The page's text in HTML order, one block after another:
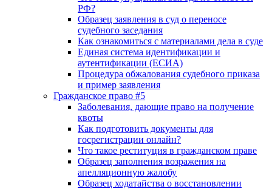
РФ?
Образец заявления в суд о переносе
судебного заседания
Как ознакомиться с материалами дела в суде
Единая система идентификации и
аутентификации (ЕСИА)
Процедура обжалования судебного приказа
и пример заявления
Гражданское право #5
Заболевания, дающие право на получение
квоты
Как подготовить документы для
госрегистрации онлайн?
Что такое реституция в гражданском праве
Образец заполнения возражения на
апелляционную жалобу
Образец ходатайства о восстановлении